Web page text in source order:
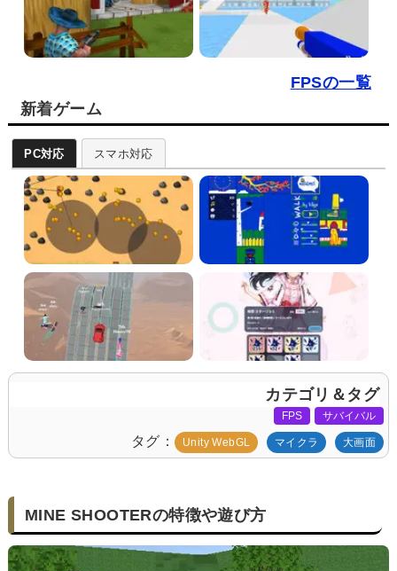
FPSの一覧
新着ゲーム
PC対応 スマホ対応
カテゴリ＆タグ
FPS サバイバル
タグ Unity WebGL マイクラ 大画面
MINE SHOOTERの特徴や遊び方